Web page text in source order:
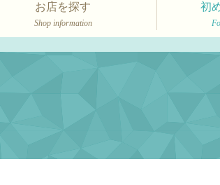
お店を探す
Shop information
初